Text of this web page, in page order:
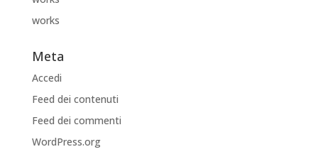
works
Meta
Accedi
Feed dei contenuti
Feed dei commenti
WordPress.org